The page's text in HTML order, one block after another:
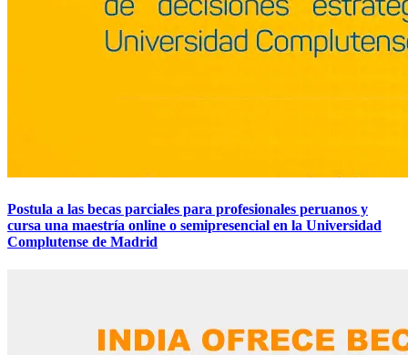
Postula a las becas parciales para profesionales peruanos y
cursa una maestría online o semipresencial en la Universidad
Complutense de Madrid